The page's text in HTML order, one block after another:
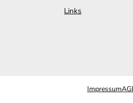
Links
Impressum